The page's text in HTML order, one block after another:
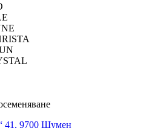
41, 9700 Шумен